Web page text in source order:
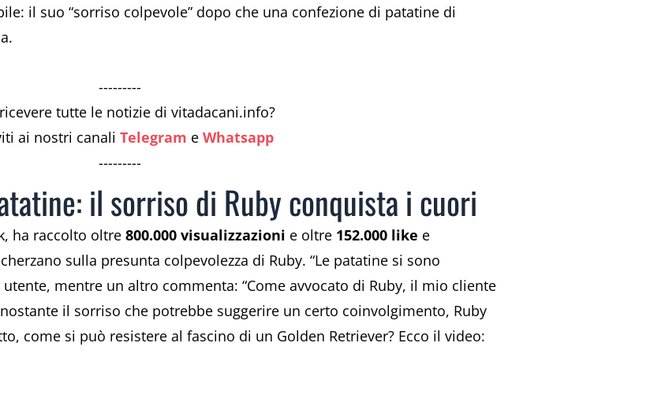
il suo “sorriso colpevole” dopo che una confezione di patatine di
---------
tutte le notizie di vitadacani.info?
ai nostri canali Telegram e Whatsapp
---------
il sorriso di Ruby conquista i cuori
ha raccolto oltre 800.000 visualizzazioni e oltre 152.000 like e
sulla presunta colpevolezza di Ruby. “Le patatine si sono
mentre un altro commenta: “Come avvocato di Ruby, il mio cliente
il sorriso che potrebbe suggerire un certo coinvolgimento, Ruby
come si può resistere al fascino di un Golden Retriever? Ecco il video: